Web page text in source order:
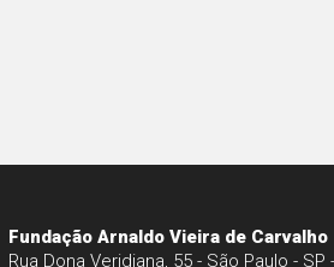
Fundação Arnaldo Vieira de Carvalho
Rua Dona Veridiana, 55 - São Paulo - SP